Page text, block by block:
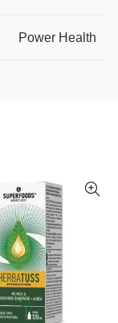
Power Health